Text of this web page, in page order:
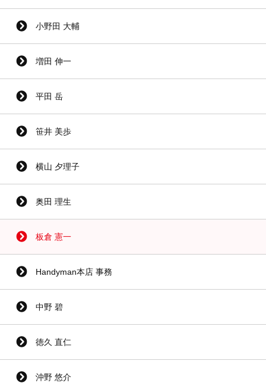
小野田 大輔
増田 伸一
平田 岳
笹井 美歩
横山 夕理子
奥田 理生
板倉 憲一
Handyman本店 事務
中野 碧
徳久 直仁
沖野 悠介